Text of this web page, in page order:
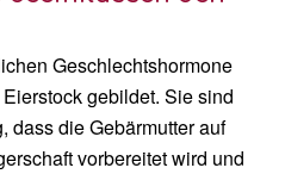
Geschlechtshormone
gebildet. Sie sind
dass die Gebärmutter auf
vorbereitet wird und